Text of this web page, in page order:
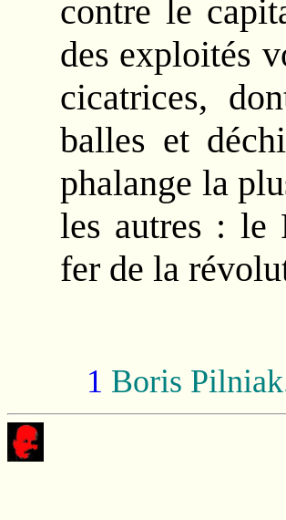
contre le
des exploités
cicatrices,
balles et
phalange la
les autres : le
fer de la
1 Boris